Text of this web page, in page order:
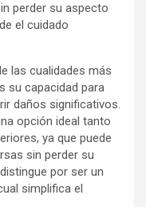
perder su aspecto
el cuidado
las cualidades más
su capacidad para
daños significativos.
opción ideal tanto
ya que puede
sin perder su
por ser un
simplifica el